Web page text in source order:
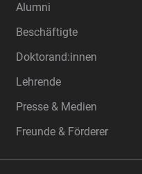
Alumni
Beschäftigte
Doktorand:innen
Lehrende
Presse & Medien
Freunde & Förderer